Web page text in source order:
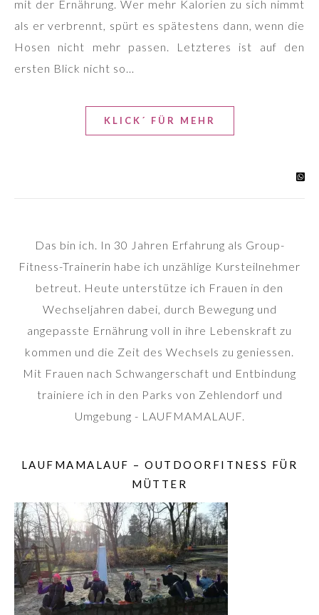
mit der Ernährung. Wer mehr Kalorien zu sich nimmt
als er verbrennt, spürt es spätestens dann, wenn die
Hosen nicht mehr passen. Letzteres ist auf den
ersten Blick nicht so…
KLICK´ FÜR MEHR
Das bin ich. In 30 Jahren Erfahrung als Group-
Fitness-Trainerin habe ich unzählige Kursteilnehmer
betreut. Heute unterstütze ich Frauen in den
Wechseljahren dabei, durch Bewegung und
angepasste Ernährung voll in ihre Lebenskraft zu
kommen und die Zeit des Wechsels zu geniessen.
Mit Frauen nach Schwangerschaft und Entbindung
trainiere ich in den Parks von Zehlendorf und
Umgebung - LAUFMAMALAUF.
LAUFMAMALAUF – OUTDOORFITNESS FÜR
MÜTTER